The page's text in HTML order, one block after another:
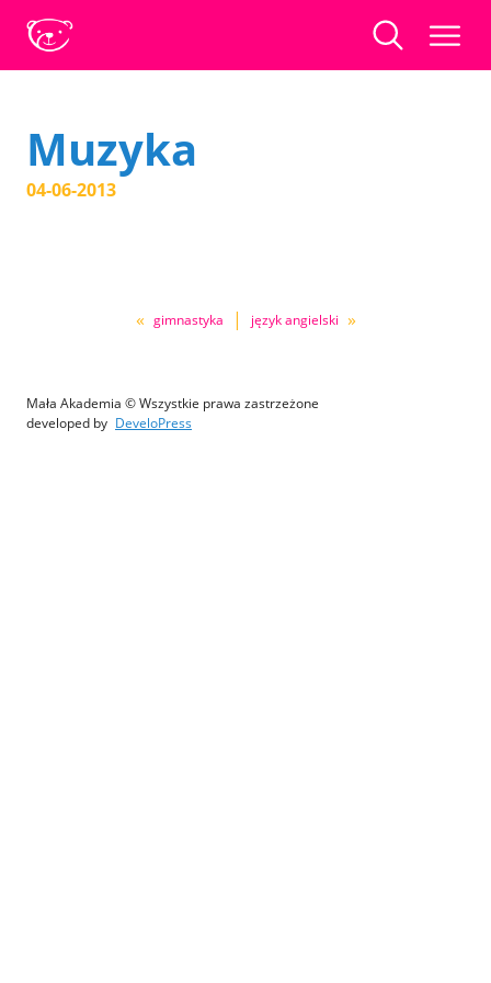
Muzyka
04-06-2013
« gimnastyka | język angielski »
Mała Akademia © Wszystkie prawa zastrzeżone
developed by DeveloPress